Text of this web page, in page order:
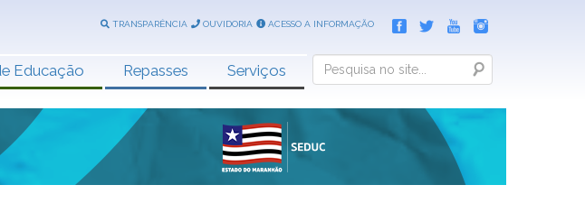
TRANSPARÊNCIA OUVIDORIA ACESSO A INFORMAÇÃO
Educação Repasses Serviços Search